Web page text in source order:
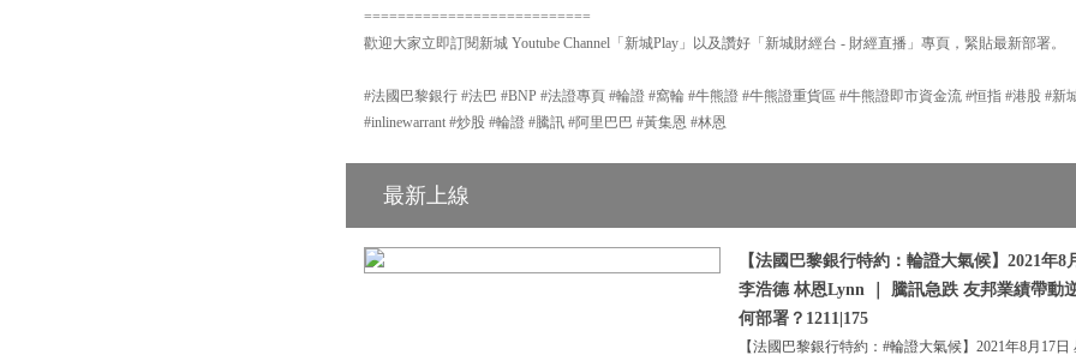
===========================
歡迎大家立即訂閱新城 Youtube Channel「新城Play」以及讚好「新城財經台 - 財經直播」專頁，緊貼最新部署。
#法國巴黎銀行 #法巴 #BNP #法證專頁 #輪證 #窩輪 #牛熊證 #牛熊證重貨區 #牛熊證即市資金流 #恒指 #港股 #新
#inlinewarrant #炒股 #輪證 #騰訊 #阿里巴巴 #黃集恩 #林恩
最新上線
【法國巴黎銀行特約：輪證大氣候】2021年
李浩德 林恩Lynn ｜ 騰訊急跌 友邦業績帶動
何部署？1211|175
【法國巴黎銀行特約：#輪證大氣候】2021年8月17日